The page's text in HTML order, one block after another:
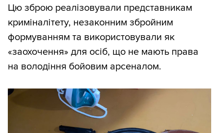
Цю зброю реалізовували представникам
криміналітету, незаконним збройним
формуванням та використовували як
«заохочення» для осіб, що не мають права
на володіння бойовим арсеналом.